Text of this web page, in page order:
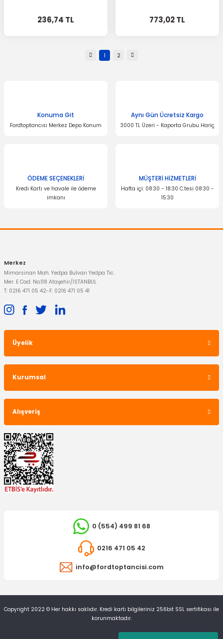
236,74 TL 773,02 TL
1 2
Konuma Git
Fordtoptancısı Merkez Depo Konum
Aynı Gün Ücretsiz Kargo
3000 TL Üzeri - Kaporta Grubu Hariç
ÖDEME SEÇENEKLERİ
Kredi Kartı ve havale ile ödeme
imkanı
MÜŞTERİ HİZMETLERİ
Hafta içi: 08:30 - 18:30 C.tesi 08:30 -
15:30
Merkez
Mimarsinan Mah. Yedpa Bulvarı Yedpa Tic.
Mer. E Cad. No:118 Ataşehir/İSTANBUL
T: 0216 471 05 42-F: 0216 471 05 41
Üyelik
Kurumsal
Alışveriş
0 (554) 499 81 68
0216 471 05 42
info@fordtoptancisi.com
Copyright 2022 © Her hakkı saklıdır. Kredi kartı bilgileriniz 256bit SSL sertifikası ile
korunmaktadır.